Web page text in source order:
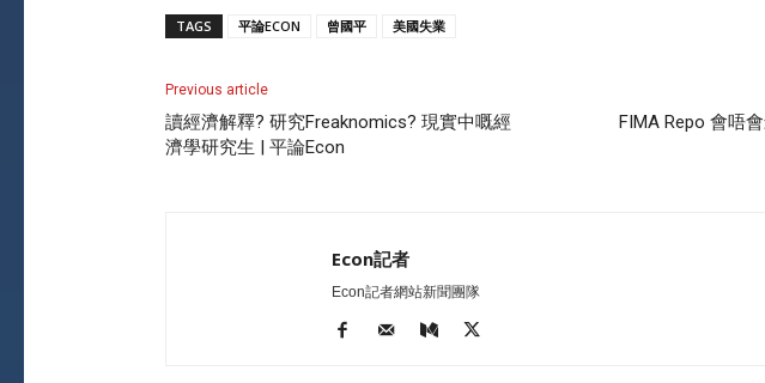
TAGS 平論ECON 曾國平 美國失業
Previous article
讀經濟解釋? 研究Freaknomics? 現實中嘅經
濟學研究生 | 平論Econ
FIMA Repo 會唔
Econ記者
Econ記者網站新聞團隊